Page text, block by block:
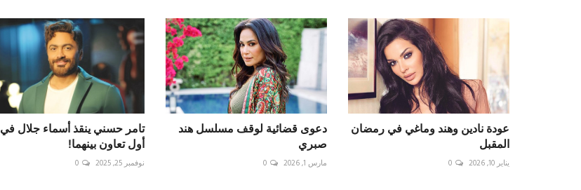
عودة نادين وهند وماغي في رمضان
المقبل
يناير 10, 2026 0
دعوى قضائية لوقف مسلسل هند
صبري
مارس 1, 2026 0
تامر حسني ينقذ أسماء جلال في
أول تعاون بينهما!
نوفمبر 25, 2025 0